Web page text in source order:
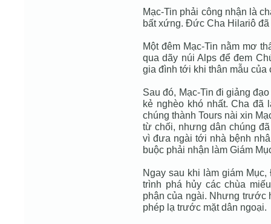
Mạc-Tin phải công nhận là
bất xứng. Đức Cha Hilariô
Một đêm Mạc-Tin nằm mơ
qua dãy núi Alps để đem
gia đình tới khi thân mẫu
Sau đó, Mạc-Tin đi giảng
kẻ nghèo khó nhất. Cha đã
chúng thành Tours nài xin
từ chối, nhưng dân chúng
vì đưa ngài tới nhà bệnh
buộc phải nhận làm Giám
Ngay sau khi làm giám
trình phá hủy các chùa
phận của ngài. Nhưng trước
phép lạ trước mặt dân ngoại.